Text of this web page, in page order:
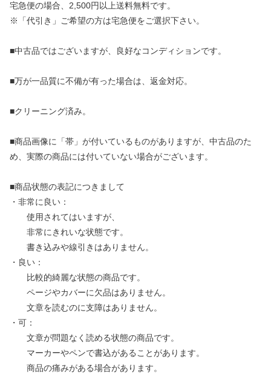
宅急便の場合、2,500円以上送料無料です。
※「代引き」ご希望の方は宅急便をご選択下さい。
■中古品ではございますが、良好なコンディションです。
■万が一品質に不備が有った場合は、返金対応。
■クリーニング済み。
■商品画像に「帯」が付いているものがありますが、中古品のた
め、実際の商品には付いていない場合がございます。
■商品状態の表記につきまして
・非常に良い：
使用されてはいますが、
非常にきれいな状態です。
書き込みや線引きはありません。
・良い：
比較的綺麗な状態の商品です。
ページやカバーに欠品はありません。
文章を読むのに支障はありません。
・可：
文章が問題なく読める状態の商品です。
マーカーやペンで書込があることがあります。
商品の痛みがある場合があります。